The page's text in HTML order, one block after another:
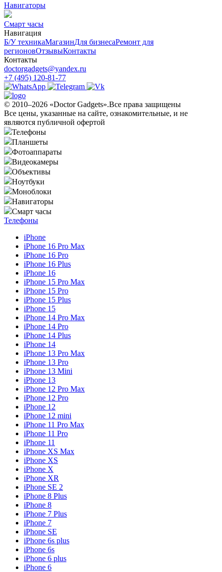
Навигаторы
Смарт часы
Навигация
Б/У техникaМагазинДля бизнесаРемонт для
регионовОтзывыКонтакты
Контакты
doctorgadgets@yandex.ru
+7 (495) 120-81-77
© 2010–2026 «Doctor Gadgets».Все права защищены
Все цены, указанные на сайте, ознакомительные, и не
являются публичной офертой
Телефоны
Планшеты
Фотоаппараты
Видеокамеры
Объективы
Ноутбуки
Моноблоки
Навигаторы
Смарт часы
Телефоны
iPhone
iPhone 16 Pro Max
iPhone 16 Pro
iPhone 16 Plus
iPhone 16
iPhone 15 Pro Max
iPhone 15 Pro
iPhone 15 Plus
iPhone 15
iPhone 14 Pro Max
iPhone 14 Pro
iPhone 14 Plus
iPhone 14
iPhone 13 Pro Max
iPhone 13 Pro
iPhone 13 Mini
iPhone 13
iPhone 12 Pro Max
iPhone 12 Pro
iPhone 12
iPhone 12 mini
iPhone 11 Pro Max
iPhone 11 Pro
iPhone 11
iPhone XS Max
iPhone XS
iPhone X
iPhone XR
iPhone SE 2
iPhone 8 Plus
iPhone 8
iPhone 7 Plus
iPhone 7
iPhone SE
iPhone 6s plus
iPhone 6s
iPhone 6 plus
iPhone 6